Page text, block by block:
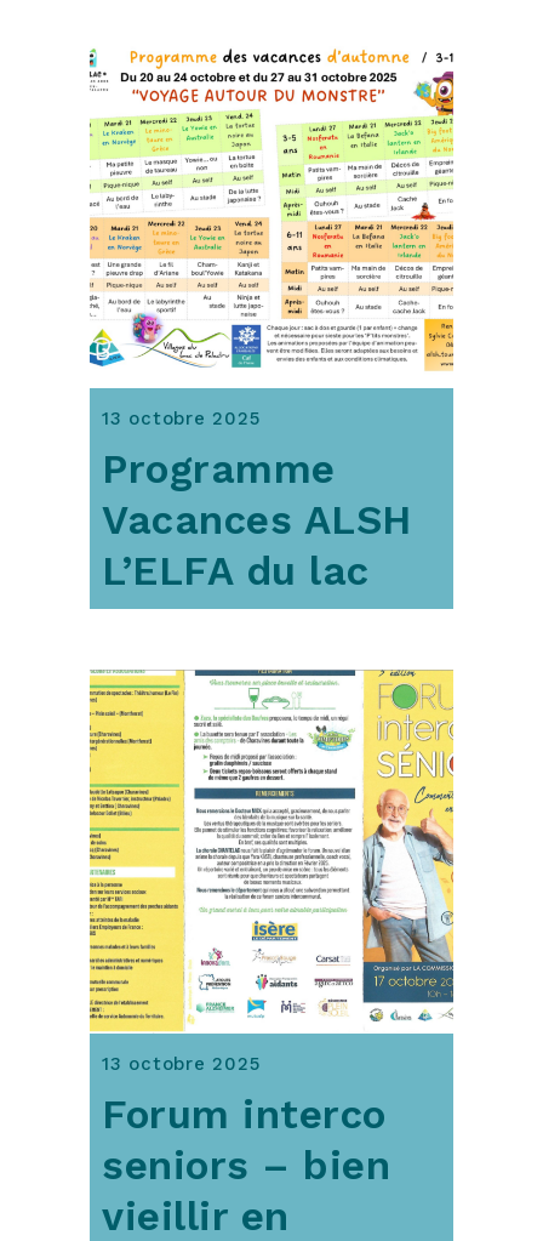
13 octobre 2025
Programme
Vacances ALSH
L’ELFA du lac
13 octobre 2025
Forum interco
seniors – bien
vieillir en